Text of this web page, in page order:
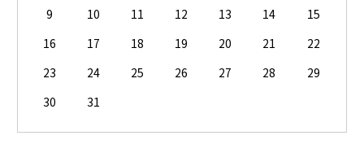
9
10 11 12 13 14
15
16
17 18 19 20 21
22
23
24 25 26 27 28
29
30
31